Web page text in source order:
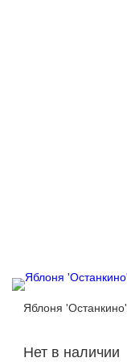
Яблоня 'Останкино'
Нет в наличии